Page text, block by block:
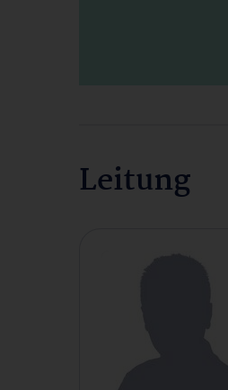
Leitung